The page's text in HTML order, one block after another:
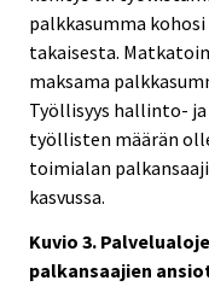
palkkasumma
takaisesta.
maksama
Työllisyys hallinto-
työllisten määrän
toimialan
kasvussa.
Kuvio 3.
palkansaajien